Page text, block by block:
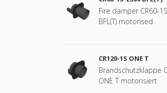
Fire damper CR60-
BFL(T) motorised
CR120-1S ONE T
Brandschutzklappe
ONE T motorisiert